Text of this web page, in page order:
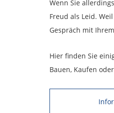
Wenn Sie
Freud als Leid.
Gespräch mit
Hier finden Sie
Bauen, Kaufen